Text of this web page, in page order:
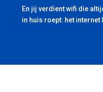
En jij verdient wifi die
in huis roept: het internet